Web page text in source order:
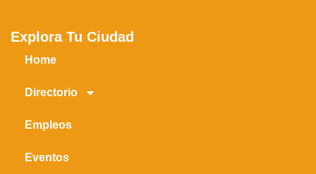
Explora Tu Ciudad
Home
Directorio
Empleos
Eventos